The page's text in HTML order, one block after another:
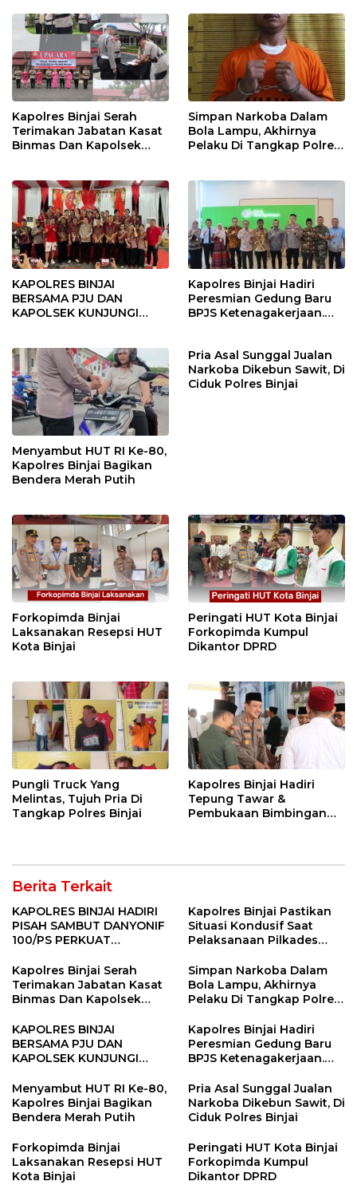
Kapolres Binjai Serah
Terimakan Jabatan Kasat
Binmas Dan Kapolsek
Simpan Narkoba Dalam
Bola Lampu, Akhirnya
Pelaku Di Tangkap Polres
KAPOLRES BINJAI
BERSAMA PJU DAN
KAPOLSEK KUNJUNGI
Kapolres Binjai Hadiri
Peresmian Gedung Baru
BPJS Ketenagakerjaan.
Menyambut HUT RI Ke-80,
Kapolres Binjai Bagikan
Bendera Merah Putih
Pria Asal Sunggal Jualan
Narkoba Dikebun Sawit, Di
Ciduk Polres Binjai
Forkopimda Binjai
Laksanakan Resepsi HUT
Kota Binjai
Peringati HUT Kota Binjai
Forkopimda Kumpul
Dikantor DPRD
Pungli Truck Yang
Melintas, Tujuh Pria Di
Tangkap Polres Binjai
Kapolres Binjai Hadiri
Tepung Tawar &
Pembukaan Bimbingan
Berita Terkait
KAPOLRES BINJAI HADIRI
PISAH SAMBUT DANYONIF
100/PS PERKUAT
Kapolres Binjai Pastikan
Situasi Kondusif Saat
Pelaksanaan Pilkades
Kapolres Binjai Serah
Terimakan Jabatan Kasat
Binmas Dan Kapolsek
Simpan Narkoba Dalam
Bola Lampu, Akhirnya
Pelaku Di Tangkap Polres
KAPOLRES BINJAI
BERSAMA PJU DAN
KAPOLSEK KUNJUNGI
BINJAI
Kapolres Binjai Hadiri
Peresmian Gedung Baru
BPJS Ketenagakerjaan.
Menyeluruh bagi Pekerja”
Menyambut HUT RI Ke-80,
Kapolres Binjai Bagikan
Bendera Merah Putih
Pria Asal Sunggal Jualan
Narkoba Dikebun Sawit, Di
Ciduk Polres Binjai
Forkopimda Binjai
Laksanakan Resepsi HUT
Kota Binjai
Peringati HUT Kota Binjai
Forkopimda Kumpul
Dikantor DPRD